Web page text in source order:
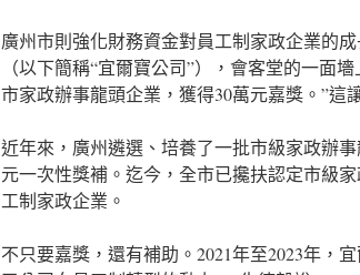
廣州市則強化財務資金對員工制家政企業的
（以下簡稱“宜爾寶公司”），會客堂的一面
市家政辦事龍頭企業，獲得30萬元嘉獎。”這
近年來，廣州遴選、培養了一批市級家政辦
元一次性獎補。迄今，全市已攙扶認定市級
工制家政企業。
不只要嘉獎，還有補助。2021年至2023年，